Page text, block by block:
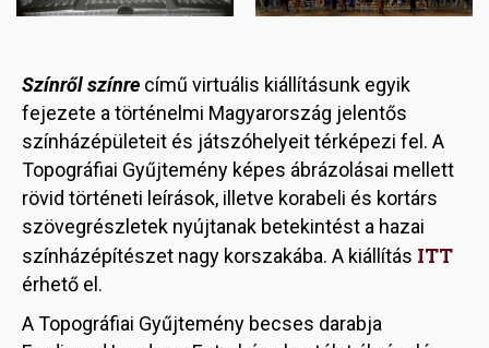
Színről színre című virtuális kiállításunk egyik
fejezete a történelmi Magyarország jelentős
színházépületeit és játszóhelyeit térképezi fel. A
Topográfiai Gyűjtemény képes ábrázolásai mellett
rövid történeti leírások, illetve korabeli és kortárs
szövegrészletek nyújtanak betekintést a hazai
színházépítészet nagy korszakába. A kiállítás ITT
érhető el.
A Topográfiai Gyűjtemény becses darabja